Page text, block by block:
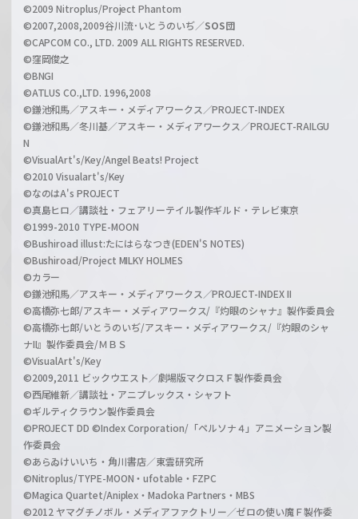
l
©2009 Nitroplus/Project Phantom
©2007,2008,2009谷川流･いとうのいぢ／SOS団
©CAPCOM CO., LTD. 2009 ALL RIGHTS RESERVED.
©窪岡俊之
©BNGI
©ATLUS CO.,LTD. 1996,2008
©鎌池和馬／アスキー・メディアワークス／PROJECT-INDEX
©鎌池和馬／冬川基／アスキー・メディアワークス／PROJECT-RAILGU
N
©VisualArt's/Key/Angel Beats! Project
©2010 Visualart's/Key
©なのはA's PROJECT
©真島ヒロ／講談社・フェアリーテイル製作ギルド・テレビ東京
©1999-2010 TYPE-MOON
©Bushiroad illust:たにはらなつき(EDEN'S NOTES)
©Bushiroad/Project MILKY HOLMES
©カラー
©鎌池和馬／アスキー・メディアワークス／PROJECT-INDEX II
©高橋弥七郎/アスキー・メディアワークス/『灼眼のシャナ』製作委員会
©高橋弥七郎/いとうのいぢ/アスキー・メディアワークス/『灼眼のシャ
ナII』製作委員会/ＭＢＳ
©VisualArt's/Key
©2009,2011 ビックウエスト／劇場版マクロスＦ製作委員会
©西尾維新／講談社・アニプレックス・シャフト
©ギルティクラウン製作委員会
©PROJECT DD ©Index Corporation/「ペルソナ４」アニメーション製
作委員会
©あらゐけいいち・角川書店／東雲研究所
©Nitroplus/TYPE-MOON・ufotable・FZPC
©Magica Quartet/Aniplex・Madoka Partners・MBS
©2012 ヤマグチノボル・メディアファクトリー／ゼロの使い魔Ｆ製作委